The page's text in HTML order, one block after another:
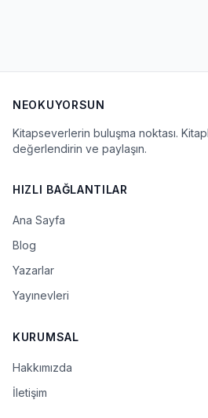
NEOKUYORSUN
Kitapseverlerin buluşma noktası.
değerlendirin ve paylaşın.
HIZLI BAĞLANTILAR
Ana Sayfa
Blog
Yazarlar
Yayınevleri
KURUMSAL
Hakkımızda
İletişim